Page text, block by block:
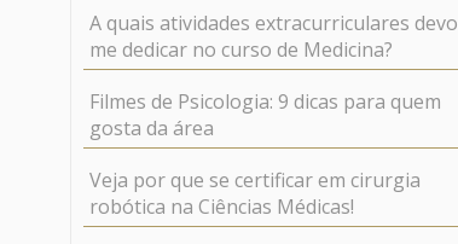
A quais atividades extracurriculares devo
me dedicar no curso de Medicina?
Filmes de Psicologia: 9 dicas para quem
gosta da área
Veja por que se certificar em cirurgia
robótica na Ciências Médicas!